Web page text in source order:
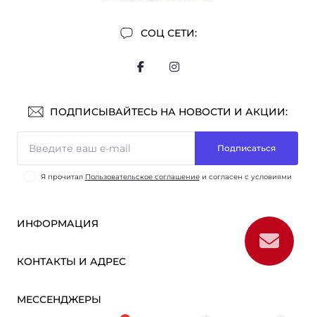
СОЦ СЕТИ:
ПОДПИСЫВАЙТЕСЬ НА НОВОСТИ И АКЦИИ:
Подписаться
Я прочитал Пользовательское соглашениеи согласен с условиями
ИНФОРМАЦИЯ
ОПТ
О нас
КОНТАКТЫ И АДРЕС
МЕССЕНДЖЕРЫ